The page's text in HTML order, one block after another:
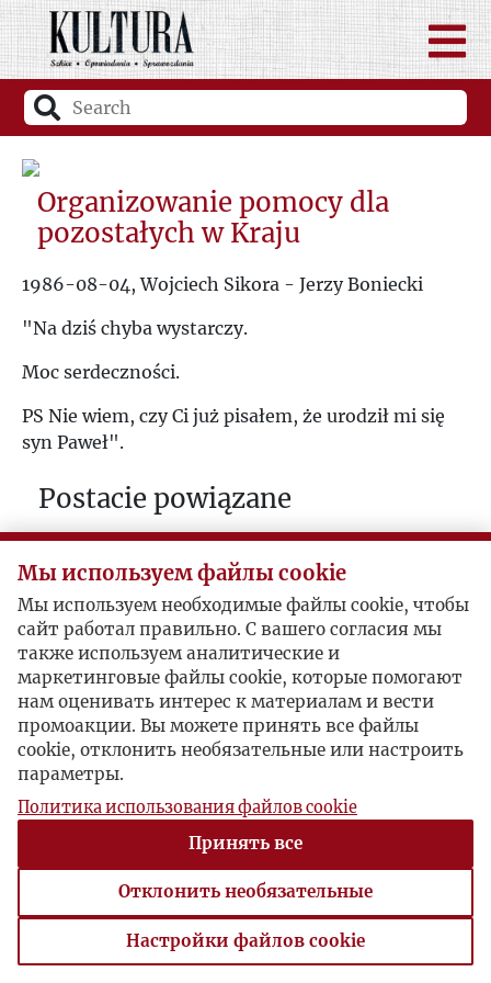
Organizowanie pomocy dla
pozostałych w Kraju
1986-08-04, Wojciech Sikora - Jerzy Boniecki
"Na dziś chyba wystarczy.
Moc serdeczności.
PS Nie wiem, czy Ci już pisałem, że urodził mi się
syn Paweł".
Postacie powiązane
Bohater:Jerzy Giedroyc
Мы используем файлы cookie
Мы используем необходимые файлы cookie, чтобы
сайт работал правильно. С вашего согласия мы
также используем аналитические и
маркетинговые файлы cookie, которые помогают
нам оценивать интерес к материалам и вести
промоакции. Вы можете принять все файлы
cookie, отклонить необязательные или настроить
параметры.
Политика использования файлов cookie
Принять все
Отклонить необязательные
Настройки файлов cookie
Настройки файлов cookie